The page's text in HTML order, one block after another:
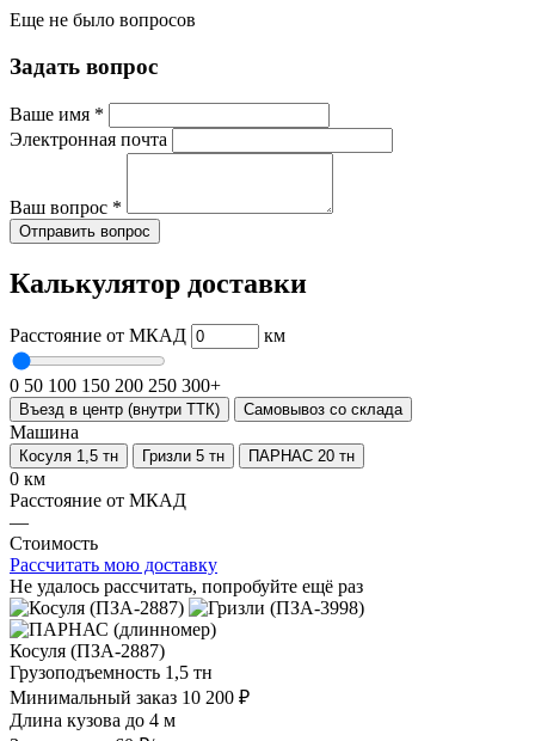
Еще не было вопросов
Задать вопрос
Ваше имя *
Электронная почта
Ваш вопрос *
Отправить вопрос
Калькулятор доставки
Расстояние от МКАД км
0 50 100 150 200 250 300+
Въезд в центр (внутри ТТК) Самовывоз со склада
Машина
Косуля 1,5 тн Гризли 5 тн ПАРНАС 20 тн
0 км
Расстояние от МКАД
—
Стоимость
Рассчитать мою доставку
Не удалось рассчитать, попробуйте ещё раз
Косуля (ПЗА-2887)
Грузоподъемность 1,5 тн
Минимальный заказ 10 200 ₽
Длина кузова до 4 м